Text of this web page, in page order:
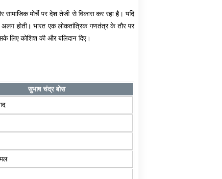
मोर्चे पर देश तेजी से विकास कर रहा है। यदि
अलग होती। भारत एक लोकतांत्रिक गणतंत्र के तौर पर
लिए कोशिश की और बलिदान दिए।
सुभाष चंद्र बोस